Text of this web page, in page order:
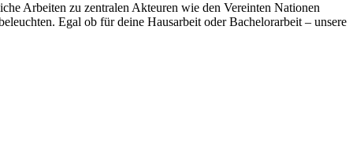
Arbeiten zu zentralen Akteuren wie den Vereinten Nationen
Egal ob für deine Hausarbeit oder Bachelorarbeit – unsere